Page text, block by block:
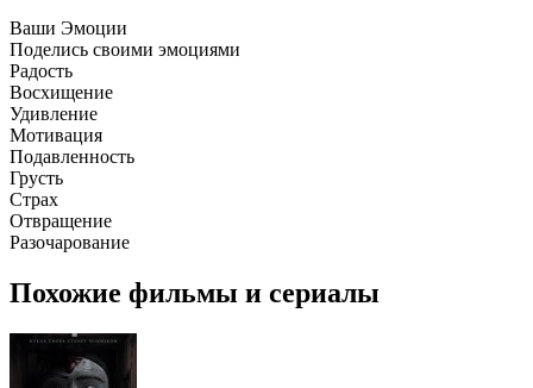
Ваши Эмоции
Поделись своими эмоциями
Радость
Восхищение
Удивление
Мотивация
Подавленность
Грусть
Страх
Отвращение
Разочарование
Похожие фильмы и сериалы